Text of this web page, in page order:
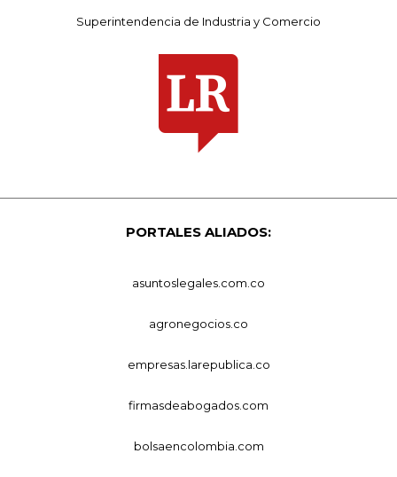
Superintendencia de Industria y Comercio
PORTALES ALIADOS:
asuntoslegales.com.co
agronegocios.co
empresas.larepublica.co
firmasdeabogados.com
bolsaencolombia.com